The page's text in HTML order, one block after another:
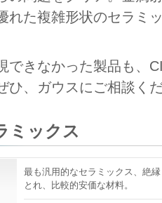
れた複雑形状のセラミ
できなかった製品も、
ひ、ガウスにご相談く
ミックス
最も汎用的なセラミックス、絶
とれ、比較的安価な材料。